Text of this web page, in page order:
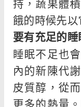
餓的時候先
要有充足的
睡眠不足也
內的新陳代
皮質醇，從
更多的熱量